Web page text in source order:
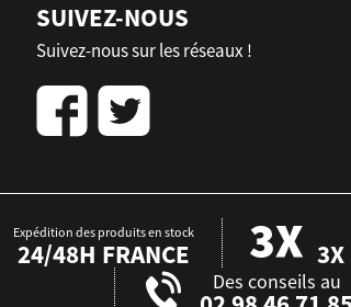
SUIVEZ-NOUS
Suivez-nous sur les réseaux !
Expédition des produits en stock
24/48H FRANCE 3X
Des conseils au